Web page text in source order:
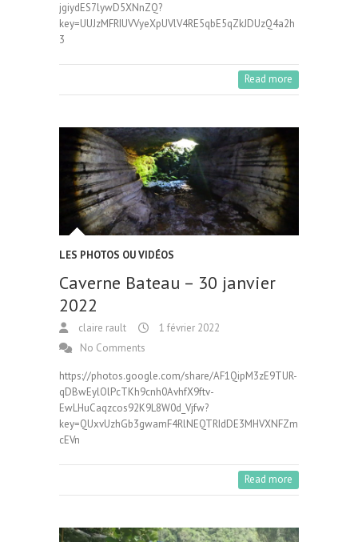
jgiydES7lywD5XNnZQ?
key=UUJzMFRIUVVyeXpUVlV4RE5qbE5qZkJDUzQ4a2h
3
Read more
LES PHOTOS OU VIDÉOS
Caverne Bateau – 30 janvier
2022
claire rault
1 février 2022
No Comments
https://photos.google.com/share/AF1QipM3zE9TUR-
qDBwEylOlPcTKh9cnh0AvhfX9ftv-
EwLHuCaqzcos92K9L8W0d_Vjfw?
key=QUxvUzhGb3gwamF4RlNEQTRIdDE3MHVXNFZm
cEVn
Read more